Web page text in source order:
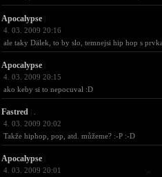
Apocalypse
4. 03. 2009 20:16
ale taky Dälek, to by slo, temnejsi hip hop s
Apocalypse
4. 03. 2009 20:15
ako keby si to nepocuval :D
Fastred
4. 03. 2009 20:02
Takže hiphop, pop, atd. můžeme? :-P :-D
Apocalypse
4. 03. 2009 20:01